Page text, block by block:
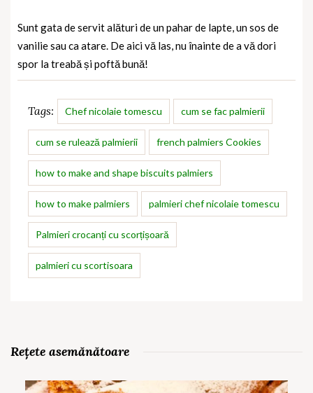
Sunt gata de servit alături de un pahar de lapte, un sos de
vanilie sau ca atare. De aici vă las, nu înainte de a vă dori
spor la treabă și poftă bună!
Tags: Chef nicolaie tomescu cum se fac palmierii
cum se rulează palmierii french palmiers Cookies
how to make and shape biscuits palmiers
how to make palmiers palmieri chef nicolaie tomescu
Palmieri crocanți cu scorțișoară
palmieri cu scortisoara
Rețete asemănătoare